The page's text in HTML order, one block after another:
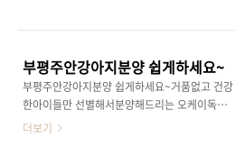
보, 무료분양 정보, 입양 후기 등 많은 자료를 얻
는 각종 팁과 가이드가 풍부해 안심하고 입양을
진행할 수 있습니다. 또한 안양..
트 4곳을 소개해드리겠습니다. 각 사이트마다 특
징이 있으니 여러분의 상황에 맞게 선택해 보세
요!1. 펫포털반려동물커뮤니티 – 풍부한 정보와
함께하는 원주강아지무료분양사이트: 펫포털반
려동물커뮤니티특징: 펫포털반려동물커뮤니티
부평주안강아지분양 쉽게하세요~
부평주안강아지분양 쉽게하세요~거품없고 건강
한아이들만 선별해서분양해드리는 오케이독입
니다~오케이독으로 오셔서 마음편히 분양 받아
더보기